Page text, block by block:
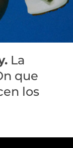
La
que
los